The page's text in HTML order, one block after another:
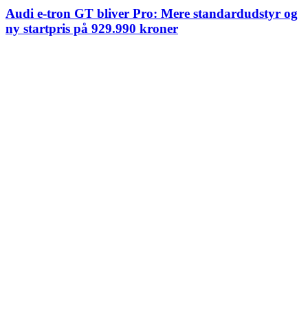
Audi e-tron GT bliver Pro: Mere standardudstyr og
ny startpris på 929.990 kroner